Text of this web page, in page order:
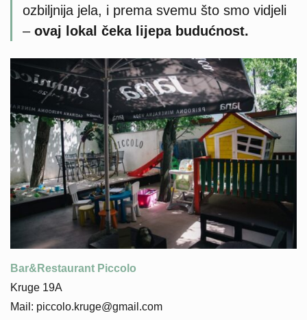
ozbiljnija jela, i prema svemu što smo vidjeli
– ovaj lokal čeka lijepa budućnost.
Bar&Restaurant Piccolo
Kruge 19A
Mail: piccolo.kruge@gmail.com